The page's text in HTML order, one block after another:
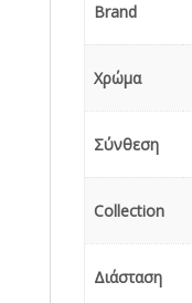
Brand
Χρώμα
Σύνθεση
Collection
Διάσταση